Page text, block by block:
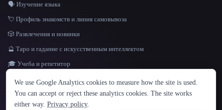
ЯЗЫК
English español Français Русский 简体中文
Hindi
🗣️ Изучение языка
💘 Профиль знакомств и линия самовывоза
🎲 Развлечения и новинки
🔮 Таро и гадание с искусственным интеллектом
🎓 Учеба и репетитор
© 2026 That AI Collection. Все права защищены.
We use Google Analytics cookies to measure how the site is used.
You can accept or reject these analytics cookies. The site works
either way. Privacy policy.